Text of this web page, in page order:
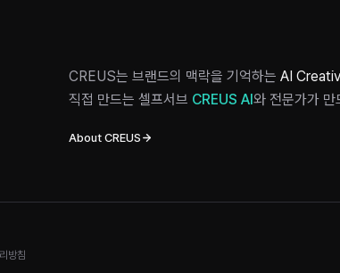
CREUS는 브랜드의 맥락을 기억하는AI
직접 만드는 셀프서브 CREUS AI와 전문가가 만
About CREUS
방침